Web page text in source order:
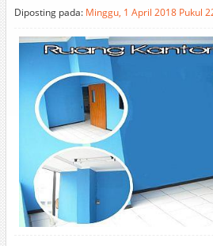
Diposting pada: Minggu, 1 April 2018 Pukul